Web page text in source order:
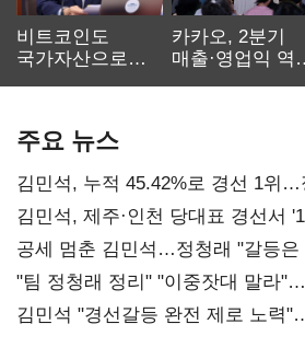
비트코인도
국가자산으로…'
카카오, 2분기
매출·영업익 역
주요 뉴스
김민석, 누적 45.42%로 경선 1위
0.86%p(2보)
김민석, 제주·인천 당대표 경선서
공세 멈춘 김민석…정청래 "갈등은
"팀 정청래 정리" "이중잣대 말라
다툼 격화
김민석 "경선갈등 완전 제로 노력